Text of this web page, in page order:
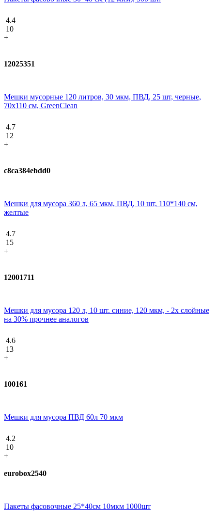
4.4
10
+
12025351
Мешки мусорные 120 литров, 30 мкм, ПВД, 25 шт, черные,
70х110 см, GreenClean
4.7
12
+
c8ca384ebdd0
Мешки для мусора 360 л, 65 мкм, ПВД, 10 шт, 110*140 см,
желтые
4.7
15
+
12001711
Мешки для мусора 120 л, 10 шт. синие, 120 мкм, - 2х слойные
на 30% прочнее аналогов
4.6
13
+
100161
Мешки для мусора ПВД 60л 70 мкм
4.2
10
+
eurobox2540
Пакеты фасовочные 25*40см 10мкм 1000шт